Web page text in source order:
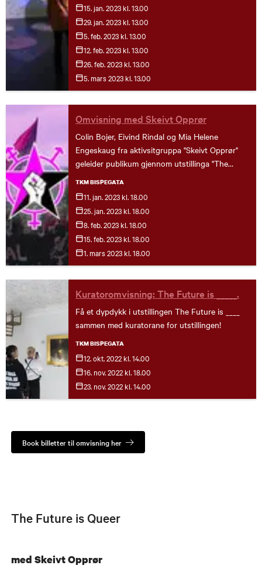
15. jan.2023 kl. 13.00
29. jan.2023 kl. 13.00
5. feb.2023 kl. 13.00
12. feb.2023 kl. 13.00
26. feb.2023 kl. 13.00
5. mars2023 kl. 13.00
Omvisning med Skeivt Opprør
Colin Bojer, Eivind Rindal og Mia Helene
Engeskaug fra aktivsitgruppa "Skeivt Opprør"
geleider publikum gjennom utstillinga "The
Future Is ..." med skeive anarkistiske briller. Vi
skal prøve å gi innsikt i skeive anarkistiske
perspektiver på framtida gjennom utvalgte
verker. Vi skal tenke på hvordan vi går framtida i
møte. Hva det vil si å gjøre framtida skeiv. Hva
det betyr å gjøre skeivt opprør. Og hvordan og
hvorfor man vil prevertere samfunnets
TKM BISPEGATA
11. jan.2023 kl. 18.00
25. jan.2023 kl. 18.00
8. feb.2023 kl. 18.00
15. feb.2023 kl. 18.00
1. mars2023 kl. 18.00
Kuratoromvisning: The Future is _____.
Få et dypdykk i utstillingen The Future is ____
sammen med kuratorane for utstillingen!
TKM BISPEGATA
12. okt.2022 kl. 14.00
16. nov.2022 kl. 18.00
23. nov.2022 kl. 14.00
Book billetter til omvisning her
The Future is Queer
med Skeivt Opprør